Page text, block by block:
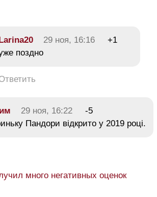
29 ноя, 16:16
+1
поздно
29 ноя, 16:22
-5
Пандори відкрито у 2019 році.
много негативных оценок